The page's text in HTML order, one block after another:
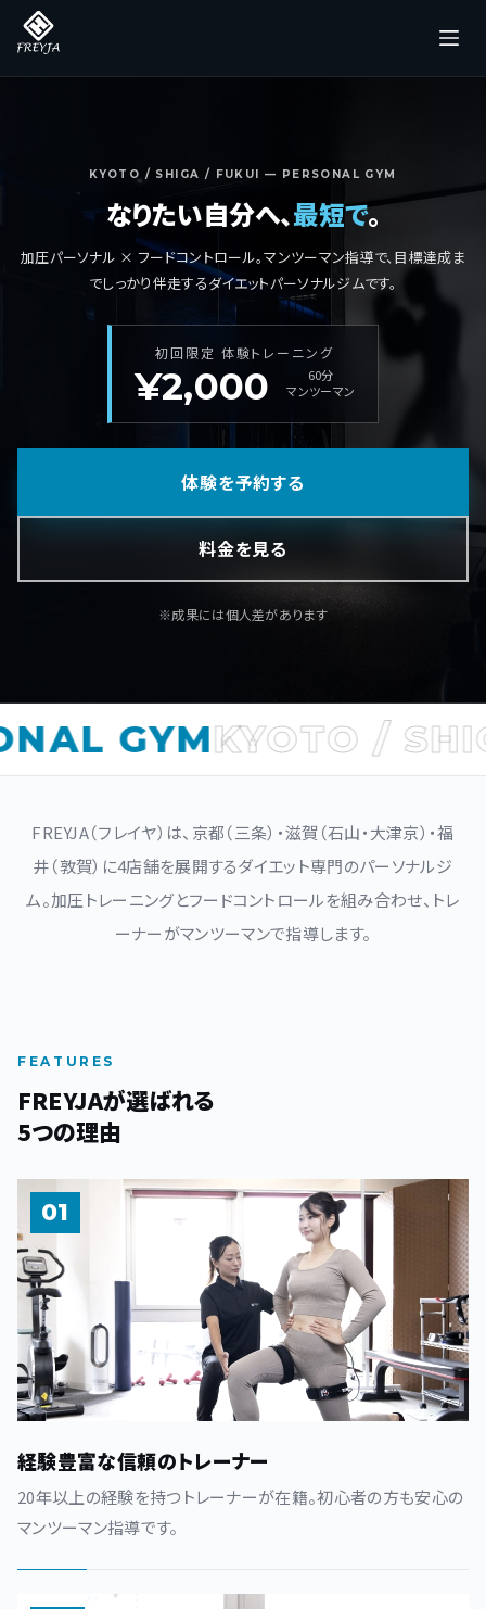
テ
KYOTO / SHIGA / FUKUI — PERSONAL GYM
なりたい自分へ、最短で。
加圧パーソナル × フードコントロール。マンツーマン指導で、目標達成ま
でしっかり伴走するダイエットパーソナルジムです。
初回限定 体験トレーニング
¥2,000
60分
マンツーマン
体験を予約する
料金を見る
※成果には個人差があります
GYMKYOTO /
FREYJA（フレイヤ）は、京都（三条）・滋賀（石山・大津京）・福
井（敦賀）に4店舗を展開するダイエット専門のパーソナルジ
ム。加圧トレーニングとフードコントロールを組み合わせ、トレ
ーナーがマンツーマンで指導します。
FEATURES
FREYJAが選ばれる
5つの理由
01
経験豊富な信頼のトレーナー
20年以上の経験を持つトレーナーが在籍。初心者の方も安心の
マンツーマン指導です。